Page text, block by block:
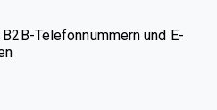
Telefonnummern und E-